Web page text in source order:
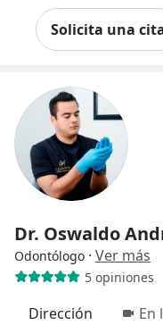
Solicita una
Dr. Oswaldo
Odontólogo · Ver más
5 opiniones
Dirección En